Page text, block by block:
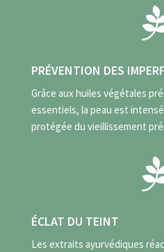
PRÉVENTION DES
Grâce aux huiles végétales
essentiels, la peau est
protégée du vieillissement
ÉCLAT DU TEINT
Les extraits ayurvédiques